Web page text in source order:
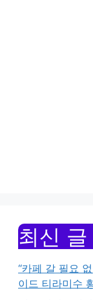
최신 글
“카페 갈 필요
이드 티라미수